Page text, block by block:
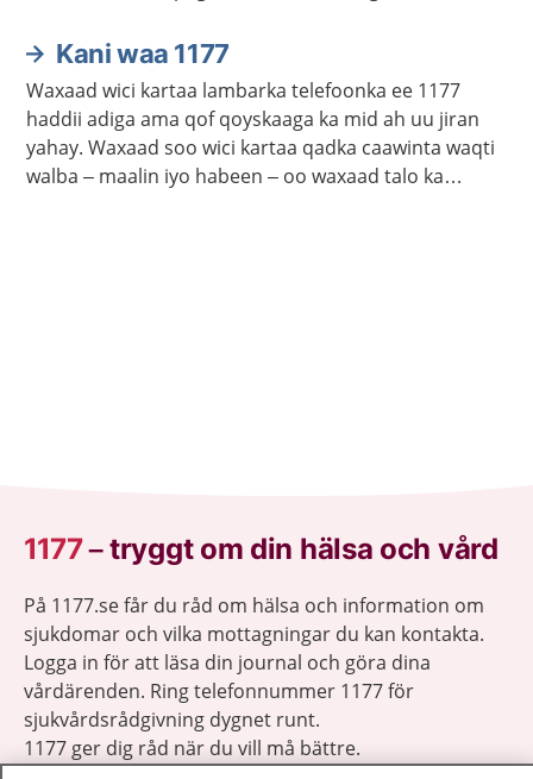
Kani waa 1177
Waxaad wici kartaa lambarka telefoonka ee 1177
haddii adiga ama qof qoyskaaga ka mid ah uu jiran
yahay. Waxaad soo wici kartaa qadka caawinta waqti
walba – maalin iyo habeen – oo waxaad talo ka
1177–tryggt om din hälsa och vård
På 1177.se får du råd om hälsa och information om
sjukdomar och vilka mottagningar du kan kontakta.
Logga in för att läsa din journal och göra dina
vårdärenden. Ring telefonnummer 1177 för
sjukvårdsrådgivning dygnet runt.
1177 ger dig råd när du vill må bättre.